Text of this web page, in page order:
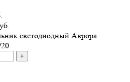
светодиодный Аврора
+